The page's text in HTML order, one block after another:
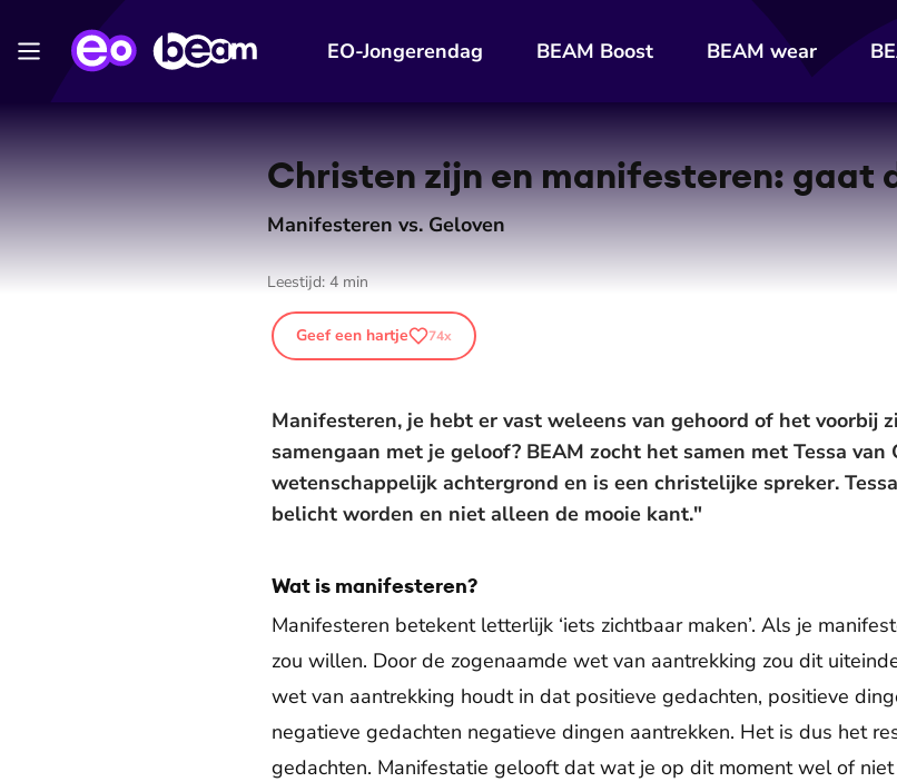
EO-Jongerendag BEAM Boost BEAM wear
Christen zijn en manifesteren: gaat
Manifesteren vs. Geloven
Leestijd: 4 min
Geef een hartje 74x
Manifesteren, je hebt er vast weleens van gehoord of het voorbij
samengaan met je geloof? BEAM zocht het samen met Tessa
wetenschappelijk achtergrond en is een christelijke spreker.
belicht worden en niet alleen de mooie kant."
Wat is manifesteren?
Manifesteren betekent letterlijk ‘iets zichtbaar maken’. Als je
zou willen. Door de zogenaamde wet van aantrekking zou dit
wet van aantrekking houdt in dat positieve gedachten, positieve
negatieve gedachten negatieve dingen aantrekken. Het is dus het
gedachten. Manifestatie gelooft dat wat je op dit moment wel of